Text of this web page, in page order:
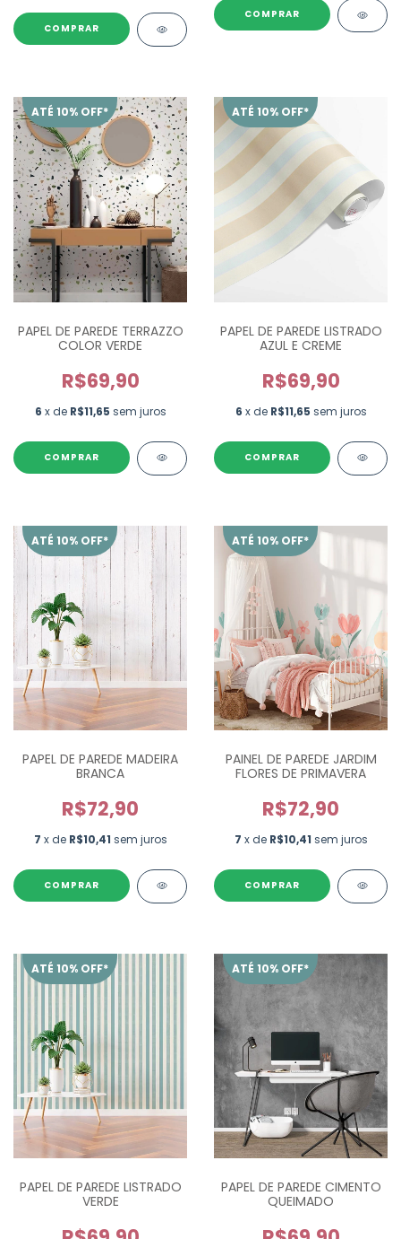
ATÉ 10% OFF*
PAPEL DE PAREDE TERRAZZO
COLOR VERDE
R$69,90
6 x de R$11,65 sem juros
ATÉ 10% OFF*
PAPEL DE PAREDE LISTRADO
AZUL E CREME
R$69,90
6 x de R$11,65 sem juros
ATÉ 10% OFF*
PAPEL DE PAREDE MADEIRA
BRANCA
R$72,90
7 x de R$10,41 sem juros
ATÉ 10% OFF*
PAINEL DE PAREDE JARDIM
FLORES DE PRIMAVERA
R$72,90
7 x de R$10,41 sem juros
ATÉ 10% OFF*
PAPEL DE PAREDE LISTRADO
VERDE
ATÉ 10% OFF*
PAPEL DE PAREDE CIMENTO
QUEIMADO